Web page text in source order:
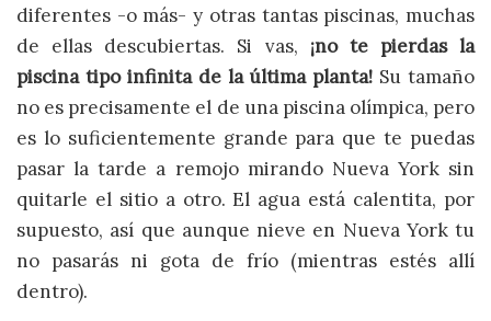
diferentes -o más- y otras tantas piscinas, muchas
de ellas descubiertas. Si vas, ¡no te pierdas la
piscina tipo infinita de la última planta! Su tamaño
no es precisamente el de una piscina olímpica, pero
es lo suficientemente grande para que te puedas
pasar la tarde a remojo mirando Nueva York sin
quitarle el sitio a otro. El agua está calentita, por
supuesto, así que aunque nieve en Nueva York tu
no pasarás ni gota de frío (mientras estés allí
dentro).